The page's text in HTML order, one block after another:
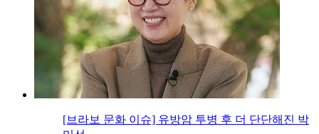
[브라보 문화 이슈] 유방암 투병 후 더 단단해진 박